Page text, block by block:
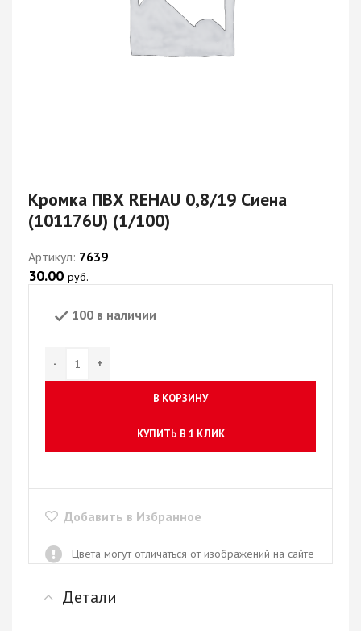
Кромка ПВХ REHAU 0,8/19 Сиена
(101176U) (1/100)
Артикул: 7639
30.00 руб.
100 в наличии
В КОРЗИНУ
КУПИТЬ В 1 КЛИК
Добавить в Избранное
Цвета могут отличаться от изображений на сайте
Детали